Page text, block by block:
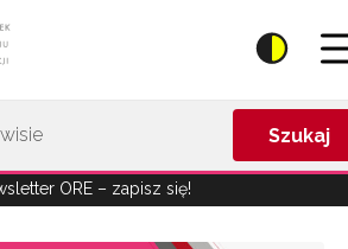
Szukaj
ORE – zapisz się!